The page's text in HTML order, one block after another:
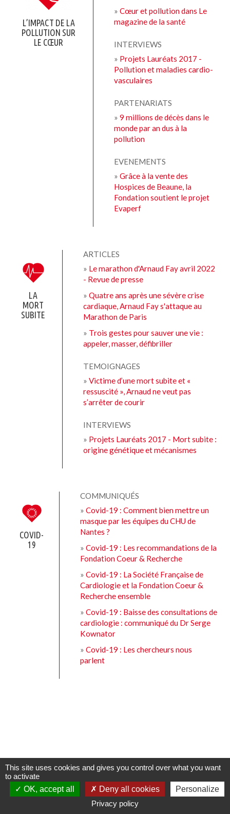
L’IMPACT DE LA
POLLUTION SUR
LE CŒUR
» Cœur et pollution dans Le
magazine de la santé
INTERVIEWS
» Projets Lauréats 2017 -
Pollution et maladies cardio-
vasculaires
PARTENARIATS
» 9 millions de décès dans le
monde par an dus à la
pollution
EVENEMENTS
» Grâce à la vente des
Hospices de Beaune, la
Fondation soutient le projet
Evaperf
LA
MORT
SUBITE
ARTICLES
» Le marathon d'Arnaud Fay avril 2022
- Revue de presse
»Quatre ans après une sévère crise
cardiaque, Arnaud Fay s'attaque au
Marathon de Paris
» Trois gestes pour sauver une vie :
appeler, masser, défibriller
TEMOIGNAGES
»Victime d’une mort subite et «
ressuscité », Arnaud ne veut pas
s’arrêter de courir
INTERVIEWS
» Projets Lauréats 2017 - Mort subite :
origine génétique et mécanismes
COVID-
19
COMMUNIQUÉS
»Covid-19 : Comment bien mettre un
masque par les équipes du CHU de
Nantes ?
»Covid-19 : Les recommandations de la
Fondation Coeur & Recherche
»Covid-19 : La Société Française de
Cardiologie et la Fondation Coeur &
Recherche ensemble
»Covid-19 : Baisse des consultations de
cardiologie : communiqué du Dr Serge
Kownator
»Covid-19 : Les chercheurs nous
parlent
This site uses cookies and gives you control over what you want
to activate
OK, accept all
Deny all cookies
Personalize
Privacy policy